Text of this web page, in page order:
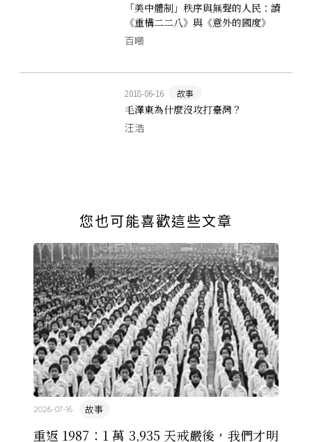
「美中體制」秩序與無聲的人民：讀
《重構二二八》與《意外的國度》
百噸
2018-06-16 故事
毛澤東為什麼沒攻打臺灣？
汪浩
您也可能喜歡這些文章
重返 1987：1 萬 3,935 天戒嚴後，我們才明
故事
2026-07-16